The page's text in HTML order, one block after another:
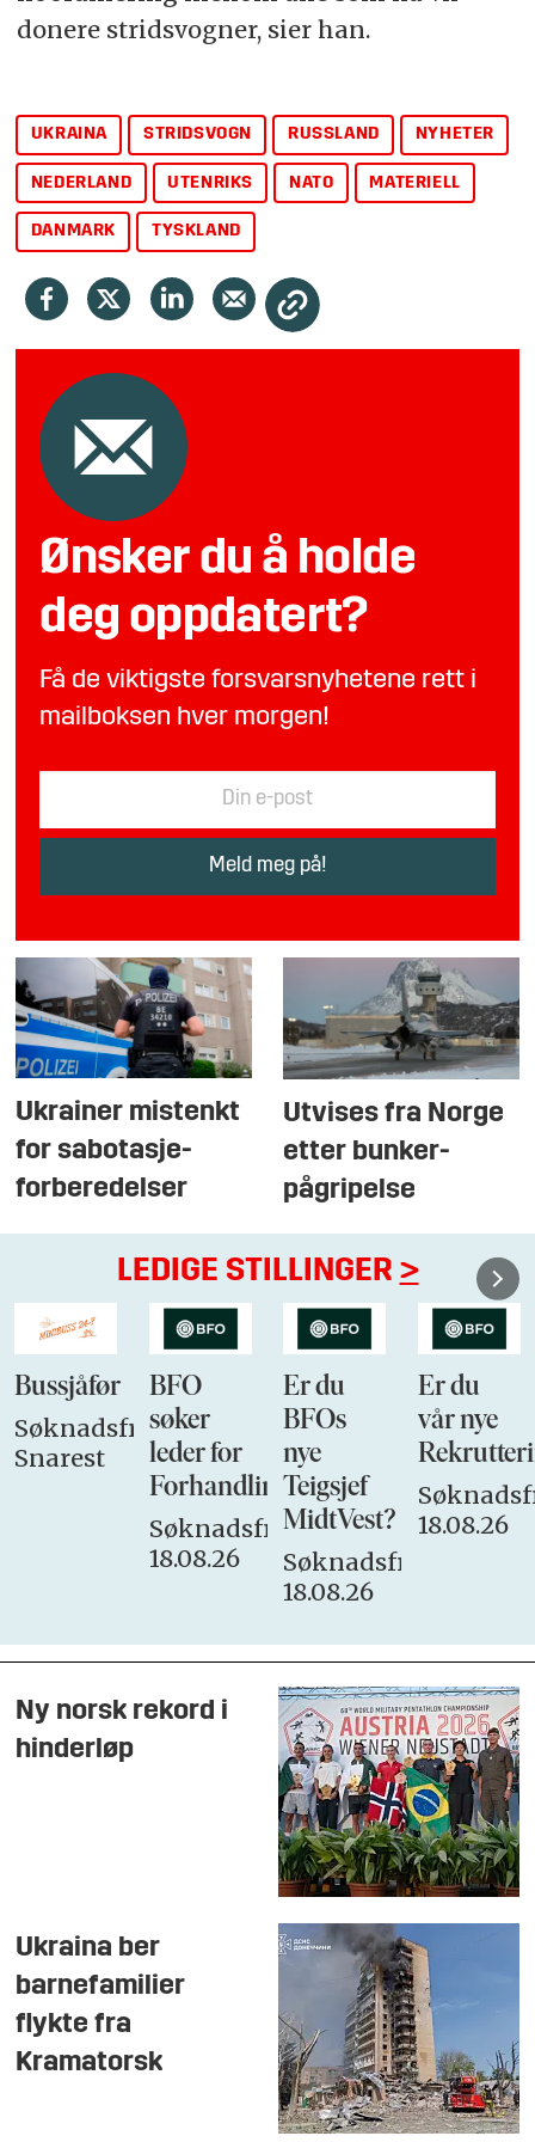
donere stridsvogner, sier han.
UKRAINA STRIDSVOGN RUSSLAND NYHETER
NEDERLAND UTENRIKS NATO MATERIELL
DANMARK TYSKLAND
Ønsker du å holde
deg oppdatert?
Få de viktigste forsvarsnyhetene rett i
mailboksen hver morgen!
Ukrainer mistenkt
for sabotasje-
forberedelser
Utvises fra Norge
etter bunker-
pågripelse
LEDIGE STILLINGER >
Bussjåfør
Søknadsfrist:
Snarest
BFO
søker
leder for
Forhandlingsutvalget
Søknadsfrist:
18.08.26
Er du
BFOs
nye
Teigsjef
MidtVest?
Søknadsfrist:
18.08.26
Er du
vår nye
18.08.26
Ny norsk rekord i
hinderløp
Ukraina ber
barnefamilier
flykte fra
Kramatorsk